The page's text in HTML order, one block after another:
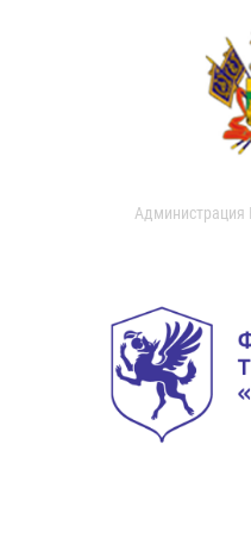
Администрация